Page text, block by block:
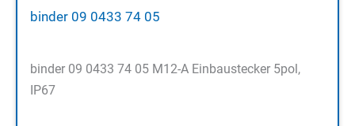
binder 09 0433 74 05
binder 09 0433 74 05 M12-A Einbaustecker 5pol,
IP67